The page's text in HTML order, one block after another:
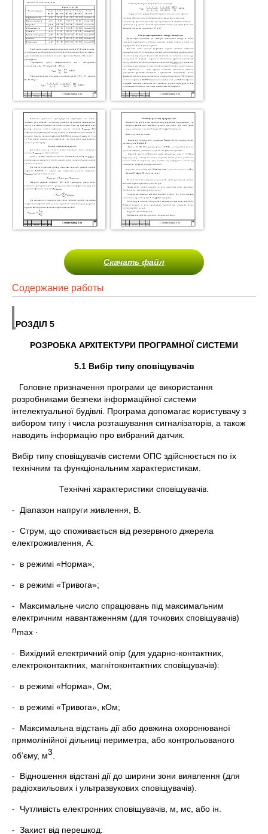
Скачать файл
Содержание работы
РОЗДІЛ 5
РОЗРОБКА АРХІТЕКТУРИ ПРОГРАМНОЇ СИСТЕМИ
5.1 Вибір типу сповіщувачів
Головне призначення програми це використання
розробниками безпеки інформаційної системи
інтелектуальної будівлі. Програма допомагає користувачу з
вибором типу і числа розташування сигналізаторів, а також
наводить інформацію про вибраний датчик.
Вибір типу сповіщувачів системи ОПС здійснюється по їх
технічним та функціональним характеристикам.
Технічні характеристики сповіщувачів.
- Діапазон напруги живлення, В.
- Струм, що споживається від резервного джерела
електроживлення, А:
- в режимі «Норма»;
- в режимі «Тривога»;
- Максимальне число спрацювань під максимальним
електричним навантаженням (для точкових сповіщувачів)
nmax
- Вихідний електричний опір (для ударно-контактних,
електроконтактних, магнітоконтактних сповіщувачів):
- в режимі «Норма», Ом;
- в режимі «Тривога», кОм;
- Максимальна відстань дії або довжина охоронюваної
прямолінійної дільниці периметра, або контрольованого
об’єму, м3
- Відношення відстані дії до ширини зони виявлення (для
радіохвильових і ультразвукових сповіщувачів).
- Чутливість електронних сповіщувачів, м, мс, або ін.
- Захист від перешкод: